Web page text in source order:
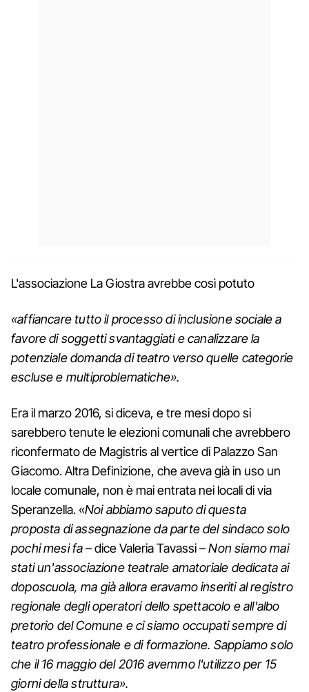
L'associazione La Giostra avrebbe così potuto
«affiancare tutto il processo di inclusione sociale a
favore di soggetti svantaggiati e canalizzare la
potenziale domanda di teatro verso quelle categorie
escluse e multiproblematiche».
Era il marzo 2016, si diceva, e tre mesi dopo si
sarebbero tenute le elezioni comunali che avrebbero
riconfermato de Magistris al vertice di Palazzo San
Giacomo. Altra Definizione, che aveva già in uso un
locale comunale, non è mai entrata nei locali di via
Speranzella. «Noi abbiamo saputo di questa
proposta di assegnazione da parte del sindaco solo
pochi mesi fa– dice Valeria Tavassi –Non siamo mai
stati un'associazione teatrale amatoriale dedicata ai
doposcuola, ma già allora eravamo inseriti al registro
regionale degli operatori dello spettacolo e all'albo
pretorio del Comune e ci siamo occupati sempre di
teatro professionale e di formazione. Sappiamo solo
che il 16 maggio del 2016 avemmo l'utilizzo per 15
giorni della struttura».